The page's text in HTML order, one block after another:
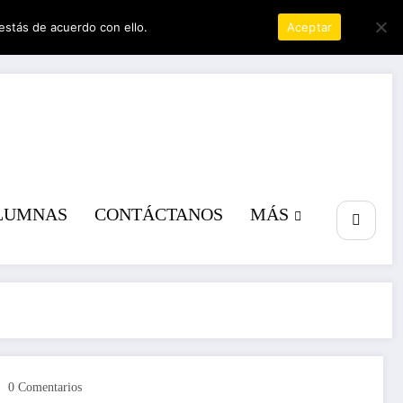
CONTÁCTANOS MÁS
0 Comentarios
de acuerdo con ello. Aceptar